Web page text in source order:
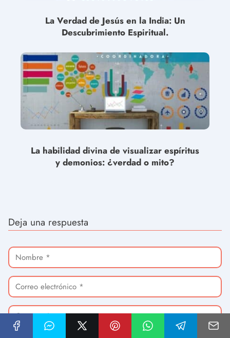
La Verdad de Jesús en la India: Un
Descubrimiento Espiritual.
La habilidad divina de visualizar espíritus
y demonios: ¿verdad o mito?
Deja una respuesta